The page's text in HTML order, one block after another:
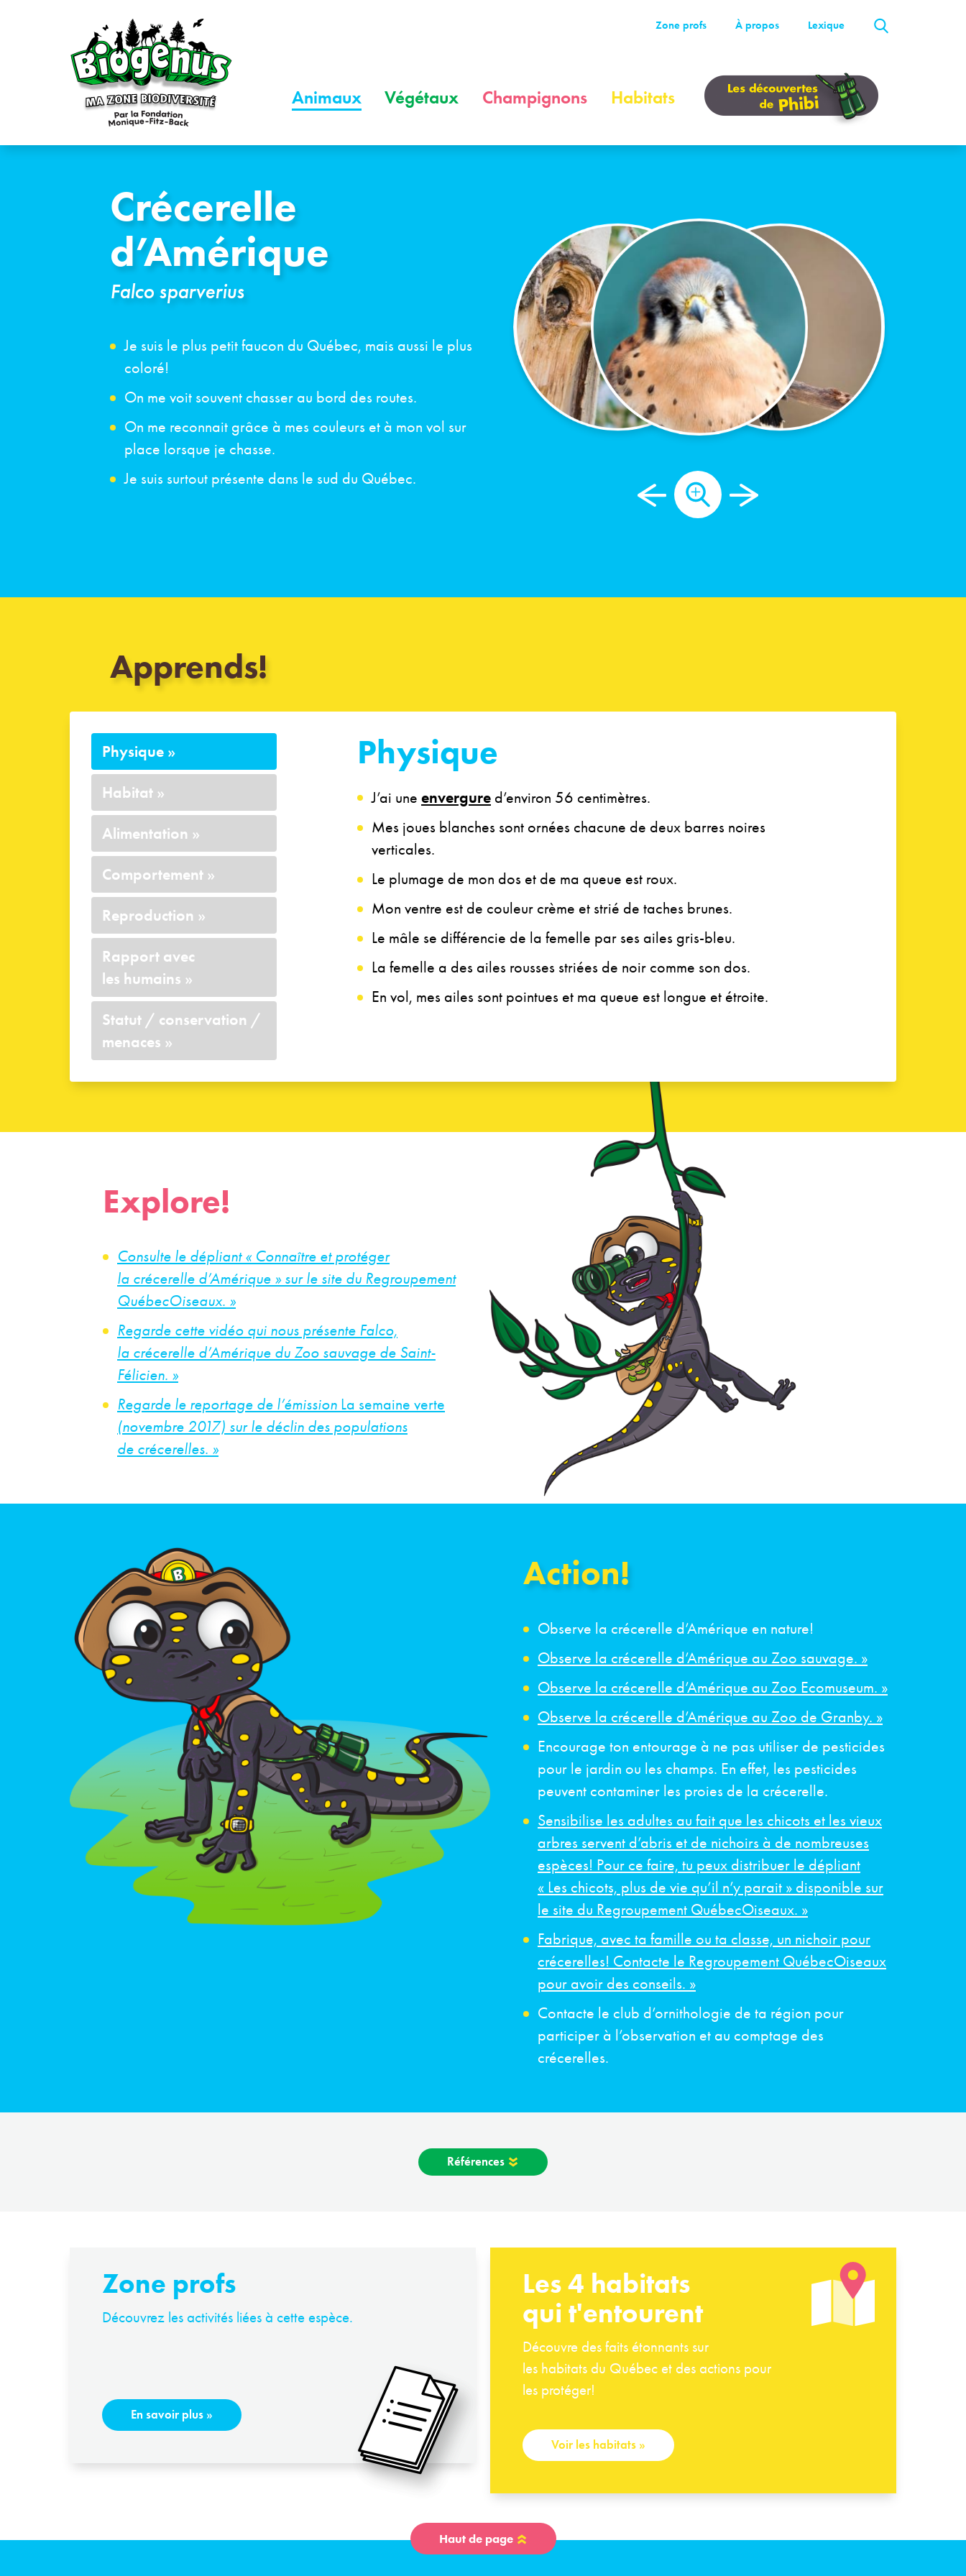
Zone profs À propos Lexique
Animaux Végétaux Champignons Habitats
Crécerelle
d’Amérique
Falco sparverius
Je suis le plus petit faucon du Québec, mais aussi le plus
coloré!
On me voit souvent chasser au bord des routes.
On me reconnait grâce à mes couleurs et à mon vol sur
place lorsque je chasse.
Je suis surtout présente dans le sud du Québec.
Apprends!
Physique »
Habitat »
Alimentation »
Comportement »
Reproduction »
Rapport avec
les humains »
Statut / conservation /
menaces »
Physique
J’ai une envergure d’environ 56 centimètres.
Mes joues blanches sont ornées chacune de deux barres noires
verticales.
Le plumage de mon dos et de ma queue est roux.
Mon ventre est de couleur crème et strié de taches brunes.
Le mâle se différencie de la femelle par ses ailes gris-bleu.
La femelle a des ailes rousses striées de noir comme son dos.
En vol, mes ailes sont pointues et ma queue est longue et étroite.
Explore!
Consulte le dépliant « Connaître et protéger
la crécerelle d’Amérique » sur le site du Regroupement
QuébecOiseaux. »
Regarde cette vidéo qui nous présente Falco,
la crécerelle d’Amérique du Zoo sauvage de Saint-
Félicien. »
Regarde le reportage de l’émission La semaine verte
(novembre 2017) sur le déclin des populations
de crécerelles. »
Action!
Observe la crécerelle d’Amérique en nature!
Observe la crécerelle d’Amérique au Zoo sauvage. »
Observe la crécerelle d’Amérique au Zoo Ecomuseum. »
Observe la crécerelle d’Amérique au Zoo de Granby. »
Encourage ton entourage à ne pas utiliser de pesticides
pour le jardin ou les champs. En effet, les pesticides
peuvent contaminer les proies de la crécerelle.
Sensibilise les adultes au fait que les chicots et les vieux
arbres servent d’abris et de nichoirs à de nombreuses
espèces! Pour ce faire, tu peux distribuer le dépliant
« Les chicots, plus de vie qu’il n’y parait » disponible sur
le site du Regroupement QuébecOiseaux. »
Fabrique, avec ta famille ou ta classe, un nichoir pour
crécerelles! Contacte le Regroupement QuébecOiseaux
pour avoir des conseils. »
Contacte le club d’ornithologie de ta région pour
participer à l’observation et au comptage des
crécerelles.
Références
Zone profs
Découvrez les activités liées à cette espèce.
En savoir plus »
Les 4 habitats
qui t'entourent
Découvre des faits étonnants sur
les habitats du Québec et des actions pour
les protéger!
Voir les habitats »
Haut de page